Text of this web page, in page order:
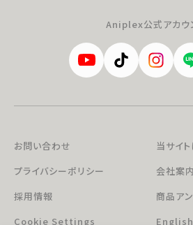
Aniplex公式アカウ
お問い合わせ
当サイ
プライバシーポリシー
会社案内
採用情報
商品ア
Cookie Settings
English